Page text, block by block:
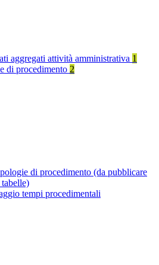
aggregati attività amministrativa 1
di procedimento 2
di procedimento (da pubblicare
tempi procedimentali